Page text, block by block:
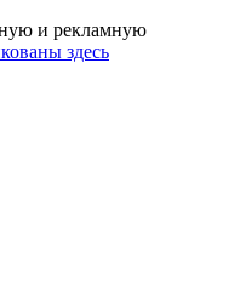
и рекламную
здесь